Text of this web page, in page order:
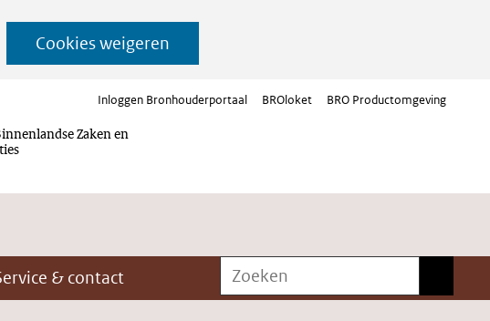
Cookies weigeren
Zaken en
Inloggen Bronhouderportaal BROloket BRO Productomgeving
& contact Zoeken